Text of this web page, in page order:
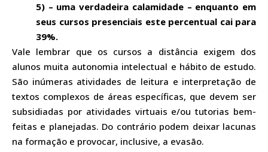
5) – uma verdadeira calamidade – enquanto em
seus cursos presenciais este percentual cai para
39%.
Vale lembrar que os cursos a distância exigem dos
alunos muita autonomia intelectual e hábito de estudo.
São inúmeras atividades de leitura e interpretação de
textos complexos de áreas específicas, que devem ser
subsidiadas por atividades virtuais e/ou tutorias bem-
feitas e planejadas. Do contrário podem deixar lacunas
na formação e provocar, inclusive, a evasão.